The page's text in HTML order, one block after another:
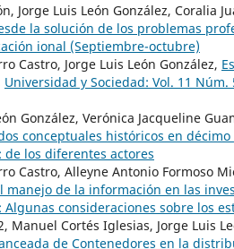
Jorge Luis León González, Coralia
la solución de los problemas
ional (Septiembre-octubre)
Castro, Jorge Luis León González,
Universidad y Sociedad: Vol. 11 Núm.
González, Verónica Jacqueline
conceptuales históricos en
de los diferentes actores
Castro, Alleyne Antonio Formoso
manejo de la información en las
Algunas consideraciones sobre los
Manuel Cortés Iglesias, Jorge Luis
de Contenedores en la